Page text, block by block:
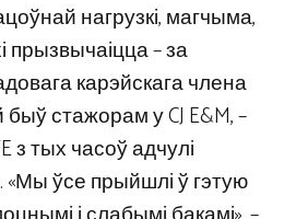
нагрузкі, магчыма,
прызвычаіцца – за
карэйскага члена
быў стажорам у CJ E&M, –
з тых часоў адчулі
«Мы ўсе прыйшлі ў гэтую